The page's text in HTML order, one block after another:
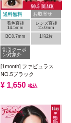
送料無料 お取寄せ
着色直径
14.5mm
レンズ直径
15.0mm
BC8.7mm
1箱2枚
割引クーポ
ン対象外
[1month] ファビュラス
NO.5ブラック
¥ 1,650 税込